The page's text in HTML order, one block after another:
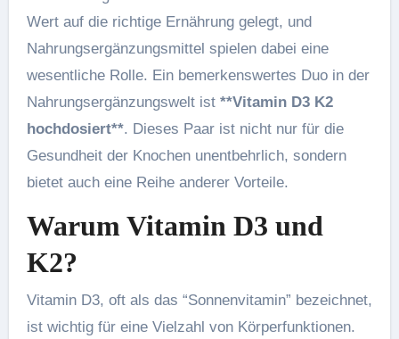
Wert auf die richtige Ernährung gelegt, und
Nahrungsergänzungsmittel spielen dabei eine
wesentliche Rolle. Ein bemerkenswertes Duo in der
Nahrungsergänzungswelt ist **Vitamin D3 K2
hochdosiert**. Dieses Paar ist nicht nur für die
Gesundheit der Knochen unentbehrlich, sondern
bietet auch eine Reihe anderer Vorteile.
Warum Vitamin D3 und
K2?
Vitamin D3, oft als das “Sonnenvitamin” bezeichnet,
ist wichtig für eine Vielzahl von Körperfunktionen.